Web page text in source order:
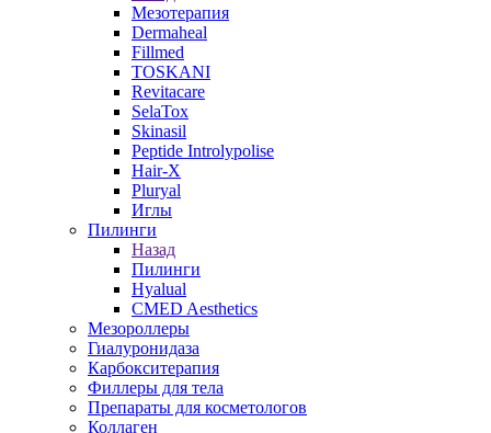
Мезотерапия
Dermaheal
Fillmed
TOSKANI
Revitacare
SelaTox
Skinasil
Peptide Introlypolise
Hair-X
Pluryal
Иглы
Пилинги
Назад
Пилинги
Hyalual
CMED Aesthetics
Мезороллеры
Гиалуронидаза
Карбокситерапия
Филлеры для тела
Препараты для косметологов
Коллаген